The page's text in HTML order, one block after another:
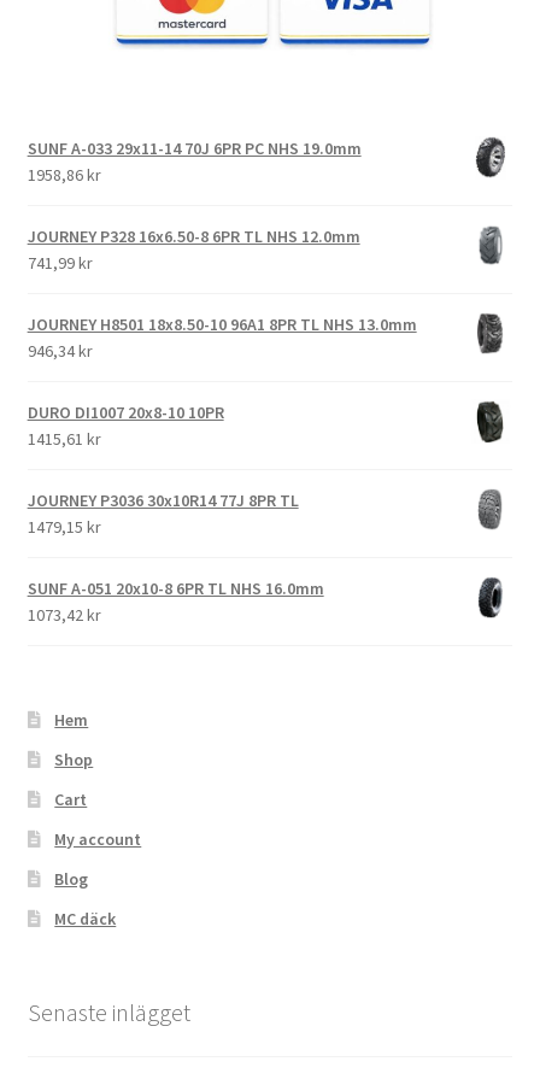
SUNF A-033 29x11-14 70J 6PR PC NHS 19.0mm
1958,86 kr
JOURNEY P328 16x6.50-8 6PR TL NHS 12.0mm
741,99 kr
JOURNEY H8501 18x8.50-10 96A1 8PR TL NHS 13.0mm
946,34 kr
DURO DI1007 20x8-10 10PR
1415,61 kr
JOURNEY P3036 30x10R14 77J 8PR TL
1479,15 kr
SUNF A-051 20x10-8 6PR TL NHS 16.0mm
1073,42 kr
Hem
Shop
Cart
My account
Blog
MC däck
Senaste inlägget